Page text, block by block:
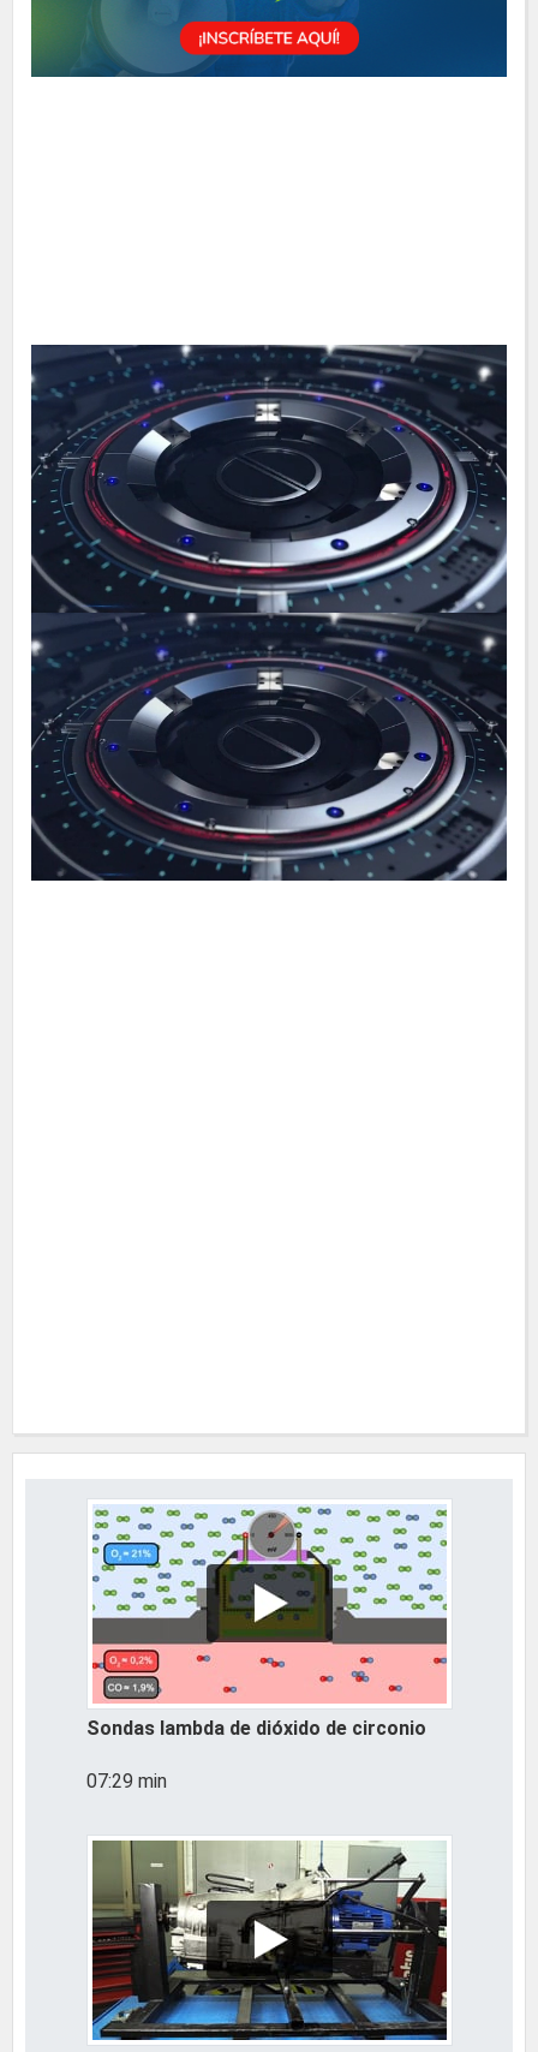
Sondas lambda de dióxido de circonio
07:29 min